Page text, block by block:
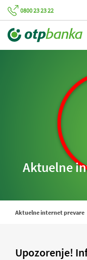
0800 23 23 22
Aktuelne
Aktuelne internet prevare
Upozorenje!